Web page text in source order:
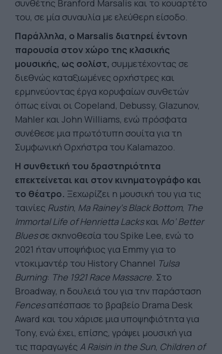
συνθέτης Branford Marsalis και το κουαρτέτο
του, σε μία συναυλία με ελεύθερη είσοδο.
Παράλληλα, ο Marsalis διατηρεί έντονη
παρουσία στον χώρο της κλασικής
μουσικής, ως σολίστ, συμμετέχοντας σε
διεθνώς καταξιωμένες ορχήστρες και
ερμηνεύοντας έργα κορυφαίων συνθετών
όπως είναι οι Copeland, Debussy, Glazunov,
Mahler και John Williams, ενώ πρόσφατα
συνέθεσε μια πρωτότυπη σουίτα για τη
Συμφωνική Ορχήστρα του Kalamazoo.
Η συνθετική του δραστηριότητα
επεκτείνεται και στον κινηματογράφο και
το θέατρο. Ξεχωρίζει η μουσική του για τις
ταινίες Rustin, Ma Rainey‘s Black Bottom, The
Immortal Life of Henrietta Lacksκαι Mo’ Better
Bluesσε σκηνοθεσία του Spike Lee, ενώ το
2021 ήταν υποψήφιος για Emmy για το
ντοκιμαντέρ του History Channel Tulsa
Burning: The 1921 Race Massacre. Στο
Broadway, η δουλειά του για την παράσταση
Fencesαπέσπασε το βραβείο Drama Desk
Award και του χάρισε μια υποψηφιότητα για
Tony, ενώ έχει, επίσης, γράψει μουσική για
τις παραγωγές A Raisin in the Sun, Children of